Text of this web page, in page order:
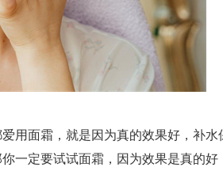
用面霜，就是因为真的效果好，补水
一定要试试面霜，因为效果是真的好